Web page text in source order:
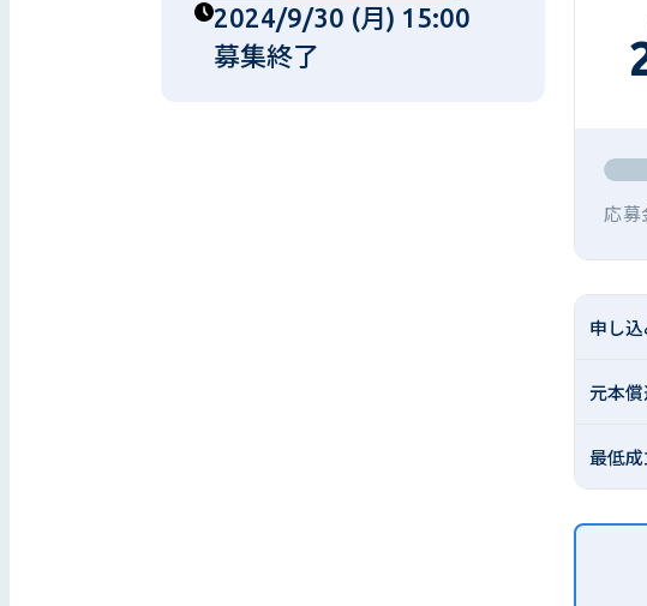
2024/9/30 (月) 15:00
募集終了
応募
申し
元本償
最低